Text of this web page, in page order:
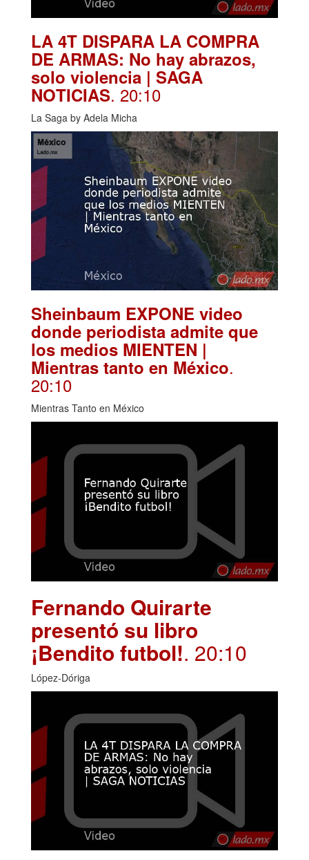
LA 4T DISPARA LA COMPRA
DE ARMAS: No hay abrazos,
solo violencia | SAGA
NOTICIAS. 20:10
La Saga by Adela Micha
Sheinbaum EXPONE video
donde periodista admite que
los medios MIENTEN |
Mientras tanto en México.
20:10
Mientras Tanto en México
Fernando Quirarte
presentó su libro
¡Bendito futbol!. 20:10
López-Dóriga